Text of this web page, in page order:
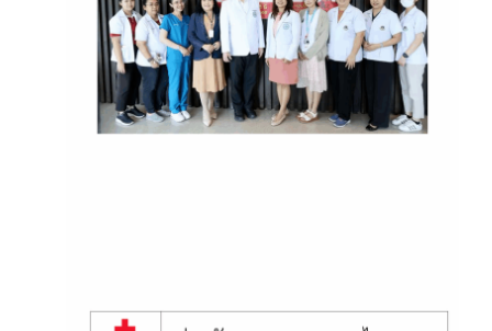
โครงการ“บริจาคเลือดเพื่อผู้ป่วย
รพ.ศิริราช ครั้งที่ 2/2568”